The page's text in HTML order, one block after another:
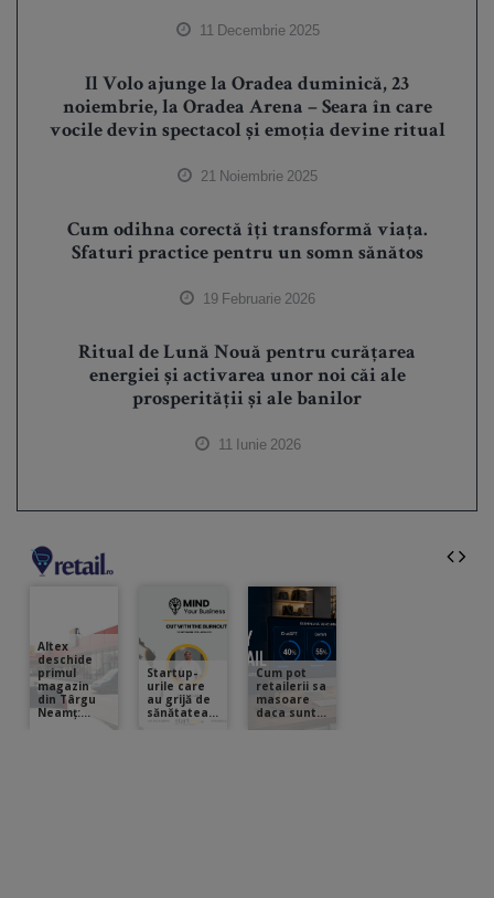
11 Decembrie 2025
Il Volo ajunge la Oradea duminică, 23
noiembrie, la Oradea Arena – Seara în care
vocile devin spectacol și emoția devine ritual
21 Noiembrie 2025
Cum odihna corectă îți transformă viața.
Sfaturi practice pentru un somn sănătos
19 Februarie 2026
Ritual de Lună Nouă pentru curățarea
energiei și activarea unor noi căi ale
prosperității și ale banilor
11 Iunie 2026